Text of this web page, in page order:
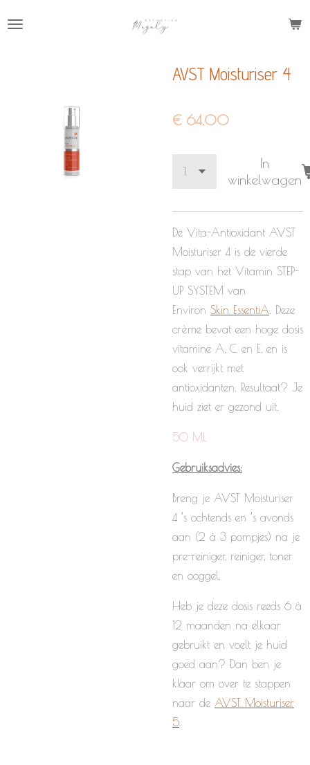
AVST Moisturiser 4
€ 64,00
In
winkelwagen
De Vita-Antioxidant AVST
Moisturiser 4 is de vierde
stap van het Vitamin STEP-
UP SYSTEM van
Environ Skin EssentiA
Deze
crème bevat een hoge dosis
vitamine A, C en E, en is
ook verrijkt met
antioxidanten. Resultaat? Je
huid ziet er gezond uit.
50 ML
Gebruiksadvies:
Breng je AVST Moisturiser
4 ’s ochtends en ’s avonds
aan (2 à 3 pompjes) na je
pre-reiniger, reiniger, toner
en ooggel.
Heb je deze dosis reeds 6 à
12 maanden na elkaar
gebruikt en voelt je huid
goed aan? Dan ben je
klaar om over te stappen
naar de AVST Moisturiser
5